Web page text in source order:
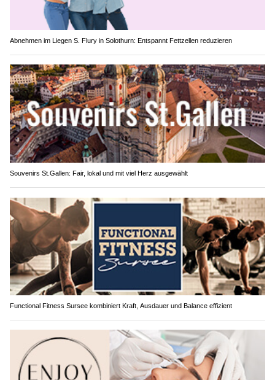
Abnehmen im Liegen S. Flury in Solothurn: Entspannt Fettzellen reduzieren
Souvenirs St.Gallen: Fair, lokal und mit viel Herz ausgewählt
Functional Fitness Sursee kombiniert Kraft, Ausdauer und Balance effizient